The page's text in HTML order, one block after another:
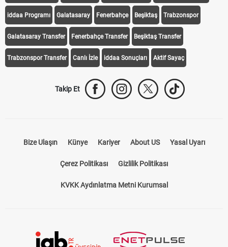
iddaa Programı Galatasaray Fenerbahçe Beşiktaş Trabzonspor
Galatasaray Transfer Fenerbahçe Transfer Beşiktaş Transfer
Trabzonspor Transfer Canlı İzle iddaa Sonuçları Aktif Sayaç
Takip Et
Bize Ulaşın Künye Kariyer About US Yasal Uyarı
Çerez Politikası Gizlilik Politikası
KVKK Aydınlatma Metni Kurumsal